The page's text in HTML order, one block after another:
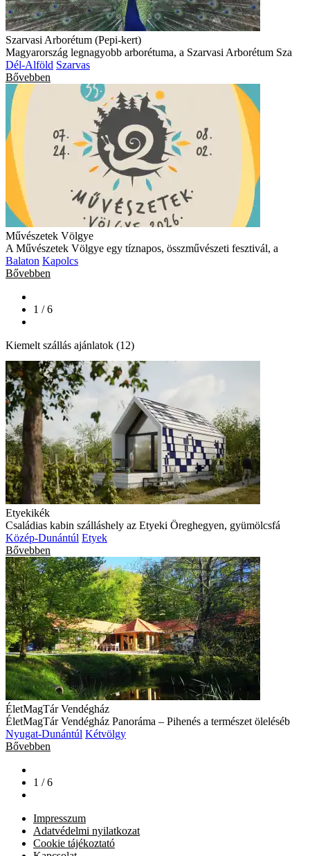
Szarvasi Arborétum (Pepi-kert)
Magyarország legnagyobb arborétuma, a Szarvasi Arborétum Sza
Dél-Alföld Szarvas
Bővebben
Művészetek Völgye
A Művészetek Völgye egy tíznapos, összművészeti fesztivál, a
Balaton Kapolcs
Bővebben
1 / 6
Kiemelt szállás ajánlatok (12)
Etyekikék
Családias kabin szálláshely az Etyeki Öreghegyen, gyümölcsfá
Közép-Dunántúl Etyek
Bővebben
ÉletMagTár Vendégház
ÉletMagTár Vendégház Panoráma – Pihenés a természet öleléséb
Nyugat-Dunántúl Kétvölgy
Bővebben
1 / 6
Impresszum
Adatvédelmi nyilatkozat
Cookie tájékoztató